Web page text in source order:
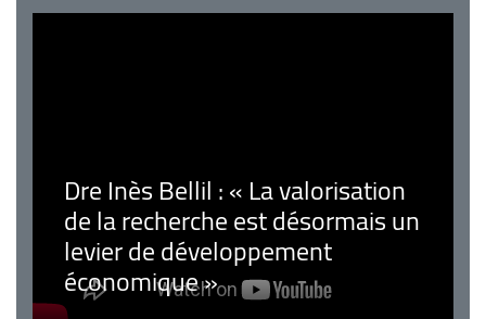
Dre Inès Bellil : « La valorisation
de la recherche est désormais un
levier de développement
économique »